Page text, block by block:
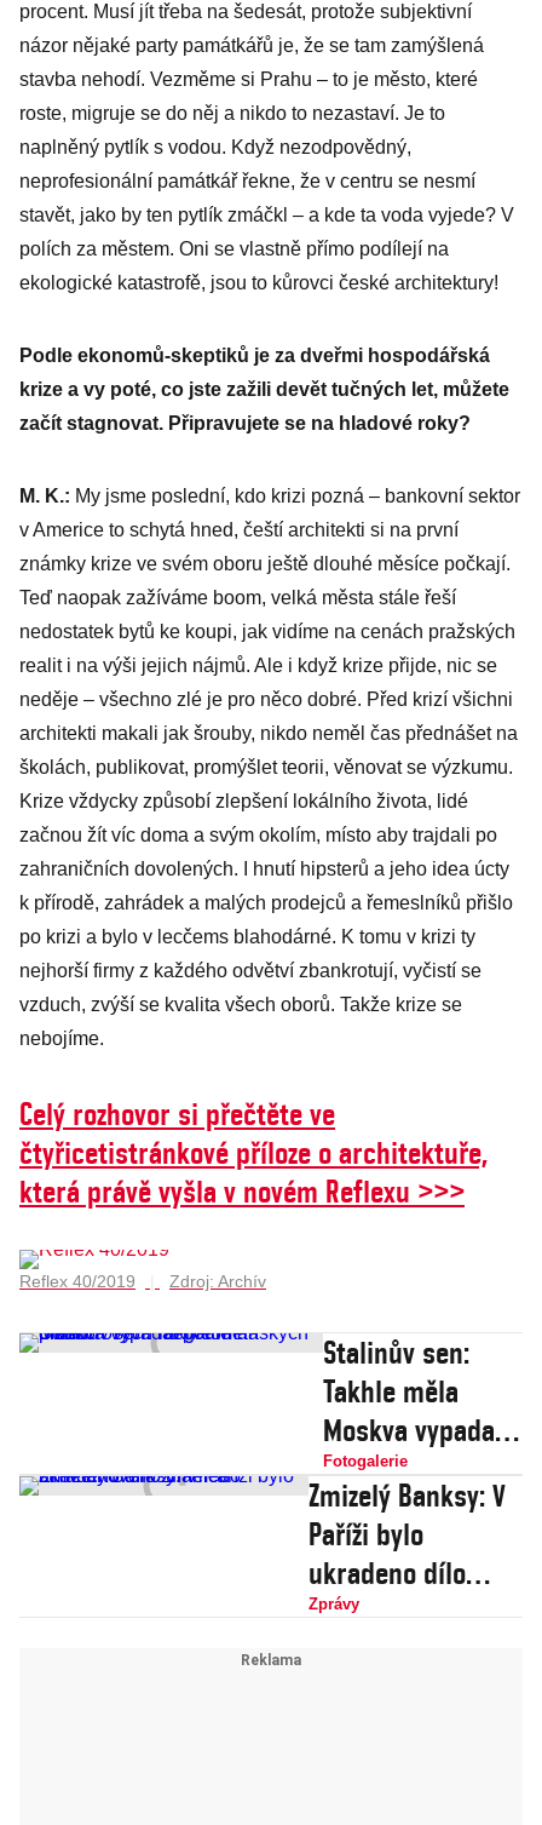
procent. Musí jít třeba na šedesát, protože subjektivní
názor nějaké party památkářů je, že se tam zamýšlená
stavba nehodí. Vezměme si Prahu – to je město, které
roste, migruje se do něj a nikdo to nezastaví. Je to
naplněný pytlík s vodou. Když nezodpovědný,
neprofesionální památkář řekne, že v centru se nesmí
stavět, jako by ten pytlík zmáčkl – a kde ta voda vyjede? V
polích za městem. Oni se vlastně přímo podílejí na
ekologické katastrofě, jsou to kůrovci české architektury!
Podle ekonomů-skeptiků je za dveřmi hospodářská
krize a vy poté, co jste zažili devět tučných let, můžete
začít stagnovat. Připravujete se na hladové roky?
M. K.: My jsme poslední, kdo krizi pozná – bankovní sektor
v Americe to schytá hned, čeští architekti si na první
známky krize ve svém oboru ještě dlouhé měsíce počkají.
Teď naopak zažíváme boom, velká města stále řeší
nedostatek bytů ke koupi, jak vidíme na cenách pražských
realit i na výši jejich nájmů. Ale i když krize přijde, nic se
neděje – všechno zlé je pro něco dobré. Před krizí všichni
architekti makali jak šrouby, nikdo neměl čas přednášet na
školách, publikovat, promýšlet teorii, věnovat se výzkumu.
Krize vždycky způsobí zlepšení lokálního života, lidé
začnou žít víc doma a svým okolím, místo aby trajdali po
zahraničních dovolených. I hnutí hipsterů a jeho idea úcty
k přírodě, zahrádek a malých prodejců a řemeslníků přišlo
po krizi a bylo v lecčems blahodárné. K tomu v krizi ty
nejhorší firmy z každého odvětví zbankrotují, vyčistí se
vzduch, zvýší se kvalita všech oborů. Takže krize se
nebojíme.
Celý rozhovor si přečtěte ve
čtyřicetistránkové příloze o architektuře,
která právě vyšla v novém Reflexu >>>
Reflex 40/2019 Zdroj: Archív
Stalinův sen:
Takhle měla
Moskva vypadat
podle
diktátorových
megalomanských
plánů
Fotogalerie
Zmizelý Banksy: V
Paříži bylo
ukradeno dílo
známého
Zprávy